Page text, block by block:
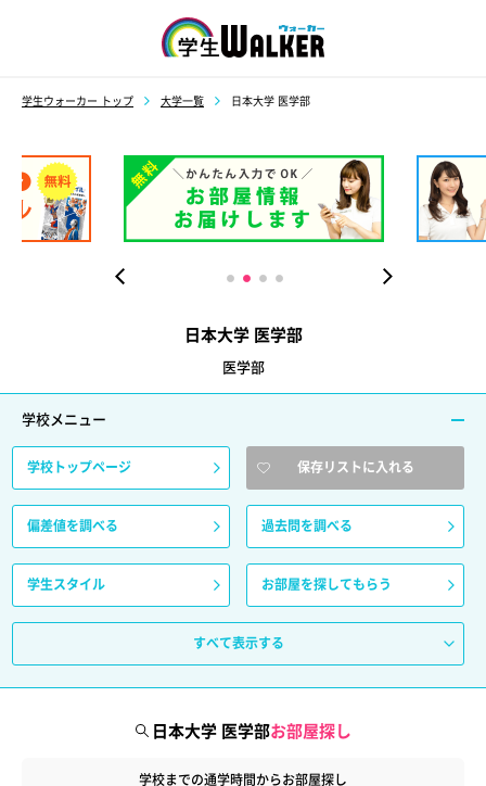
学生ウォーカー トップ 大学一覧 日本大学 医学部
日本大学 医学部
医学部
学校メニュー
学校トップページ 保存リストに入れる
偏差値を調べる 過去問を調べる
学生スタイル お部屋を探してもらう
すべて表示する
日本大学 医学部お部屋探し
学校までの通学時間からお部屋探し